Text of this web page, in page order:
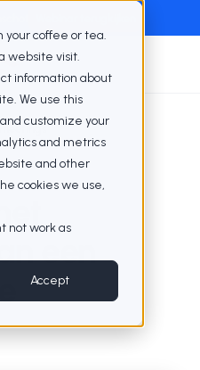
your coffee or tea.
website visit.
information about
We use this
customize your
and metrics
and other
cookies we use,
not work as
Accept
een